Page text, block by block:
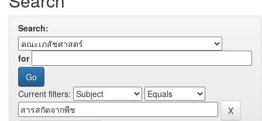
Search:
for
Current filters: